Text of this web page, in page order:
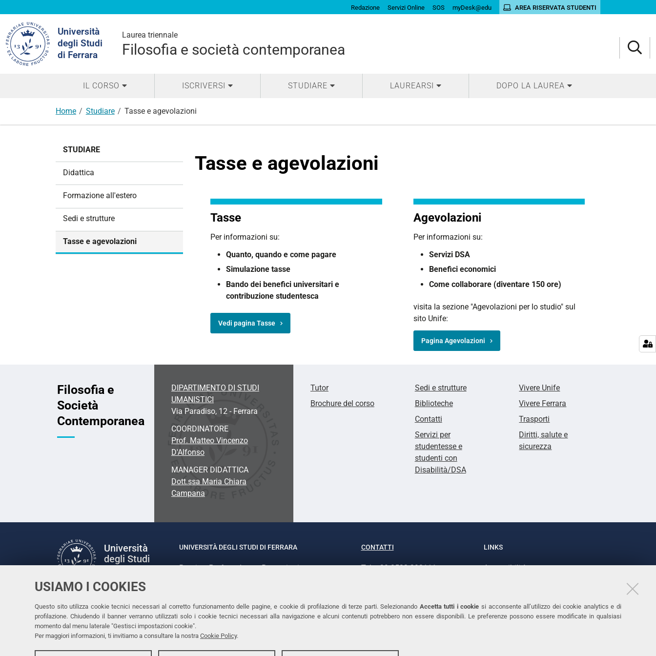
USIAMO I COOKIES
Questo sito utilizza cookie tecnici necessari al corretto funzionamento delle pagine, e cookie di profilazione di terze parti. Selezionando Accetta tutti i cookie si acconsente all’utilizzo dei cookie analytics e di
profilazione. Chiudendo il banner verranno utilizzati solo i cookie tecnici necessari alla navigazione e alcuni contenuti potrebbero non essere disponibili. Le preferenze possono essere modificate in qualsiasi
momento dal menu laterale "Gestisci impostazioni cookie".
Per maggiori informazioni, ti invitiamo a consultare la nostra Cookie Policy.
Redazione Servizi Online SOS myDesk@edu AREA RISERVATA STUDENTI
Università
degli Studi
di Ferrara
Laurea triennale
Filosofia e società contemporanea
nel
sito
IL CORSO ISCRIVERSI STUDIARE LAUREARSI DOPO LA LAUREA
Home Studiare Tasse e agevolazioni
Tasse e agevolazioni
Tasse
Per informazioni su:
Quanto, quando e come pagare
Simulazione tasse
Bando dei benefici universitari e
contribuzione studentesca
Vedi pagina Tasse
Agevolazioni
Per informazioni su:
Servizi DSA
Benefici economici
Come collaborare (diventare 150 ore)
visita la sezione "Agevolazioni per lo studio" sul
sito Unife:
Pagina Agevolazioni
STUDIARE
Didattica
Formazione all'estero
Sedi e strutture
Tasse e agevolazioni
Filosofia e
Società
Contemporanea
DIPARTIMENTO DI STUDI
UMANISTICI
Via Paradiso, 12 - Ferrara
COORDINATORE
Prof. Matteo Vincenzo
D'Alfonso
MANAGER DIDATTICA
Dott.ssa Maria Chiara
Campana
Tutor
Brochure del corso
Sedi e strutture
Biblioteche
Contatti
Servizi per
studentesse e
studenti con
Disabilità/DSA
Vivere Unife
Vivere Ferrara
Trasporti
Diritti, salute e
sicurezza
Università
degli Studi
Facebook
LinkedinInstagram
Youtube
UNIVERSITÀ DEGLI STUDI DI FERRARA
Rettrice: Prof.ssa Laura Ramaciotti
CONTATTI
Tel. +39 0532 293111
LINKS
Accessibilità
Cookies